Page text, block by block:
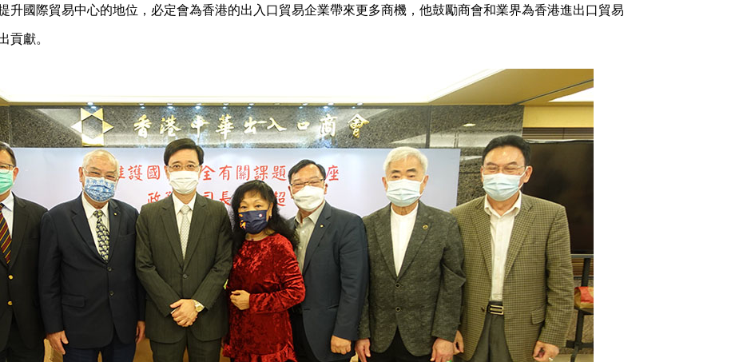
升國際貿易中心的地位，必定會為香港的出入口貿易企業帶來更多商機，他鼓勵商會和業界為香港進出口貿易
獻。